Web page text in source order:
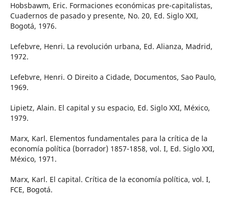
Hobsbawm, Eric. Formaciones económicas pre-capitalistas,
Cuadernos de pasado y presente, No. 20, Ed. Siglo XXI,
Bogotá, 1976.
Lefebvre, Henri. La revolución urbana, Ed. Alianza, Madrid,
1972.
Lefebvre, Henri. O Direito a Cidade, Documentos, Sao Paulo,
1969.
Lipietz, Alain. El capital y su espacio, Ed. Siglo XXI, México,
1979.
Marx, Karl. Elementos fundamentales para la crítica de la
economía política (borrador) 1857-1858, vol. I, Ed. Siglo XXI,
México, 1971.
Marx, Karl. El capital. Crítica de la economía política, vol. I,
FCE, Bogotá.